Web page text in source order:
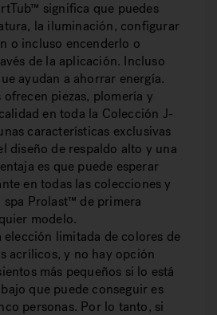
significa que puedes
la iluminación, configurar
o incluso encenderlo o
de la aplicación. Incluso
ayudan a ahorrar energía.
piezas, plomería y
en toda la Colección J-
características exclusivas
diseño de respaldo alto y una
es que puede esperar
en todas las colecciones y
Prolast™ de primera
modelo.
elección limitada de colores de
acrílicos, y no hay opción
más pequeños si lo está
que puede conseguir es
personas. Por lo tanto, si